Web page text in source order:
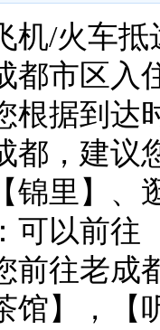
机/火车
都市区入
根据到
都，建议
锦里】
可以前往
前往老成
馆】，【